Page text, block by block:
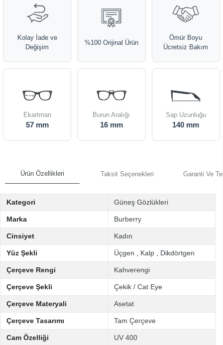
Kolay İade ve
Değişim
%100 Orijinal Ürün
Ömür Boyu
Ücretsiz Bakım
Ekartman
57 mm
Burun Aralığı
16 mm
Sap Uzunluğu
140 mm
Ürün Özellikleri Taksit Seçenekleri Garanti Ve
Kategori Güneş Gözlükleri
Marka Burberry
Cinsiyet Kadın
Yüz Şekli Üçgen Kalp Dikdörtgen
Çerçeve Rengi Kahverengi
Çerçeve Şekli Çekik / Cat Eye
Çerçeve Materyali Asetat
Çerçeve Tasarımı Tam Çerçeve
Cam Özelliği UV 400